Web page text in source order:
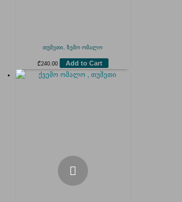
თუშეთი, ზემო ომალო
₾240.00 Add to Cart